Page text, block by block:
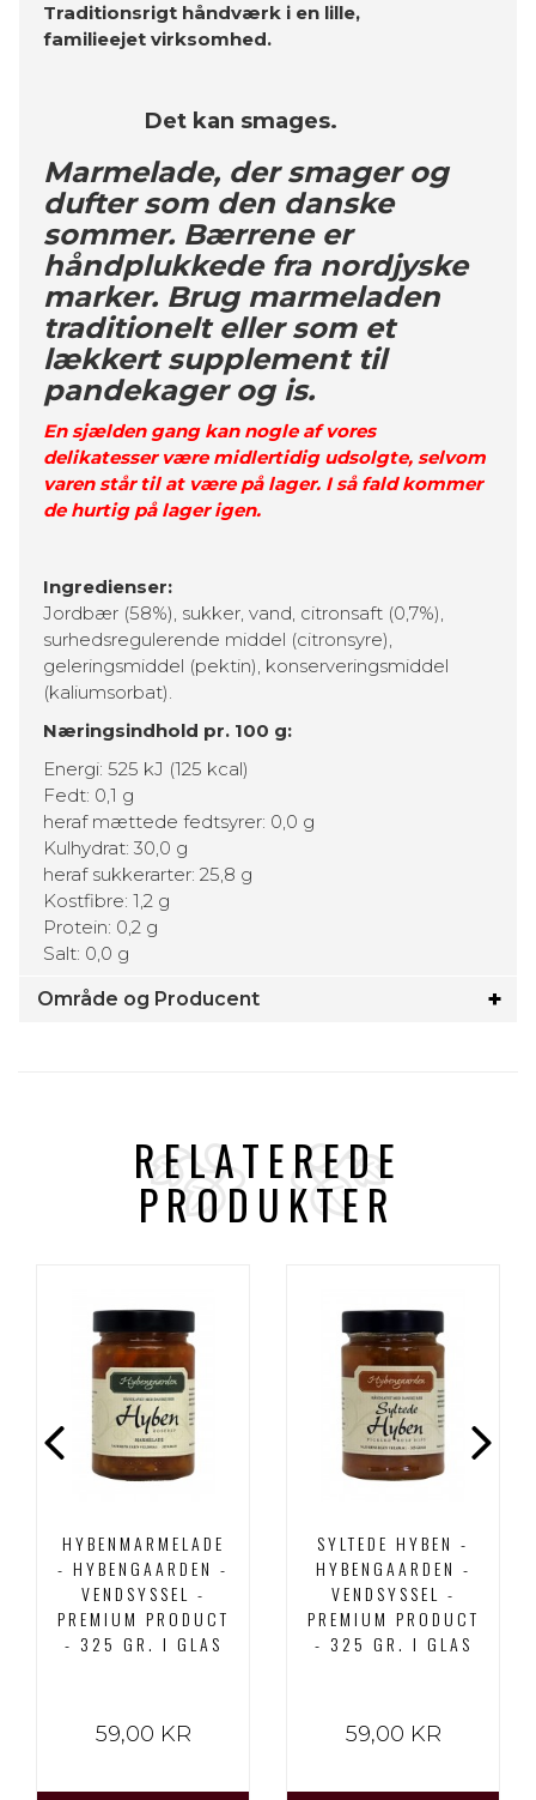
Traditionsrigt håndværk i en lille,
familieejet virksomhed.
Det kan smages.
Marmelade, der smager og
dufter som den danske
sommer. Bærrene er
håndplukkede fra nordjyske
marker. Brug marmeladen
traditionelt eller som et
lækkert supplement til
pandekager og is.
En sjælden gang kan nogle af vores
delikatesser være midlertidig udsolgte, selvom
varen står til at være på lager. I så fald kommer
de hurtig på lager igen.
Ingredienser:
Jordbær (58%), sukker, vand, citronsaft (0,7%),
surhedsregulerende middel (citronsyre),
geleringsmiddel (pektin), konserveringsmiddel
(kaliumsorbat).
Næringsindhold pr. 100 g:
Energi: 525 kJ (125 kcal)
Fedt: 0,1 g
heraf mættede fedtsyrer: 0,0 g
Kulhydrat: 30,0 g
heraf sukkerarter: 25,8 g
Kostfibre: 1,2 g
Protein: 0,2 g
Salt: 0,0 g
Område og Producent
RELATEREDE
PRODUKTER
HYBENMARMELADE
- HYBENGAARDEN -
VENDSYSSEL -
PREMIUM PRODUCT
- 325 GR. I GLAS
59,00 KR
SYLTEDE HYBEN -
HYBENGAARDEN -
VENDSYSSEL -
PREMIUM PRODUCT
- 325 GR. I GLAS
59,00 KR